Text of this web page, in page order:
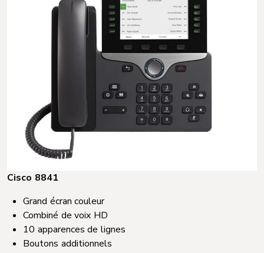
Cisco 8841
Grand écran couleur​
Combiné de voix HD
10 apparences de lignes
Boutons additionnels​